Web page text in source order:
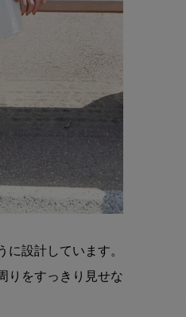
設計しています。
りをすっきり見せな